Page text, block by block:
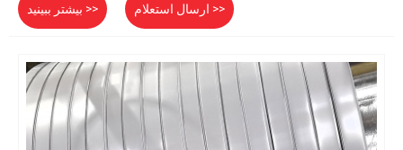
بیشتر ببینید >> ارسال استعلام >>